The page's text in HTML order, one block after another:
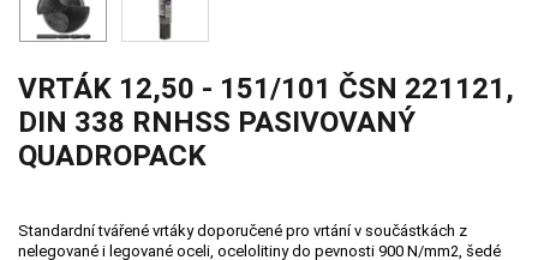
VRTÁK 12,50 - 151/101 ČSN 221121,
DIN 338 RNHSS PASIVOVANÝ
QUADROPACK
Standardní tvářené vrtáky doporučené pro vrtání v součástkách z
nelegované i legované oceli, ocelolitiny do pevnosti 900 N/mm2, šedé